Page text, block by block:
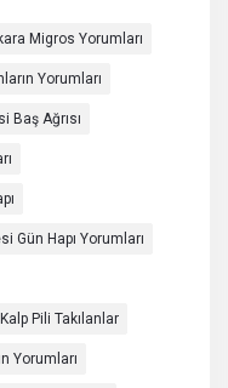
Migros Yorumları
Yorumları
Baş Ağrısı
Gün Hapı Yorumları
Kalp Pili Takılanlar
Yorumları